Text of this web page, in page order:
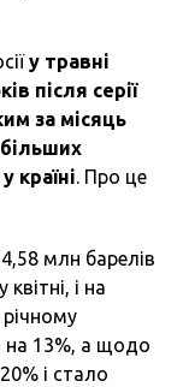
у травні
після серії
за місяць
країні. Про це
млн барелів
і на
на 13%, а щодо
і стало